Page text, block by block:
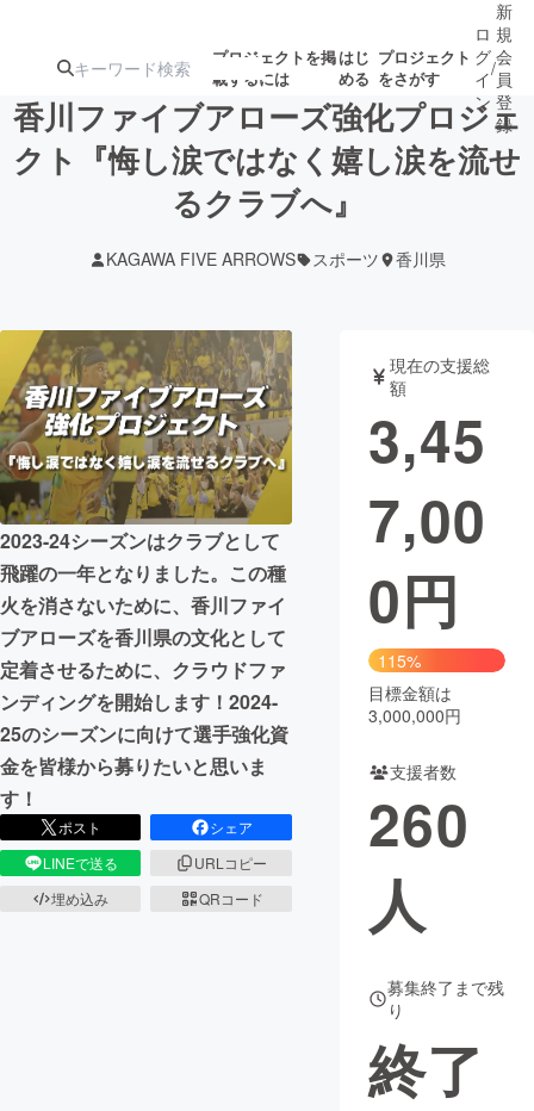
プロジェクトを掲
載するには
はじ
める
プロジェクト
をさがす
注目の新着プロ募集終了が近いプ
テクノロジー・ガジェット
映像・映画 書籍・雑誌
ビジネス・起業 チャレンジ
まちづくり・地域活性化
CAMPFIRE for Social Good
CAMPFIRE Creation
CAMPFIREふるさと納税
コミュニティ
ロ
グ
イ
ン
/
新
規
会
員
登
録
香川ファイブアローズ強化プロジェ
クト『悔し涙ではなく嬉し涙を流せ
るクラブへ』
KAGAWA FIVE ARROWS スポーツ 香川県
2023-24シーズンはクラブとして
飛躍の一年となりました。この種
火を消さないために、香川ファイ
ブアローズを香川県の文化として
定着させるために、クラウドファ
ンディングを開始します！2024-
25のシーズンに向けて選手強化資
金を皆様から募りたいと思いま
す！
ポスト
シェア
LINEで送る
URLコピー
埋め込み
QRコード
現在の支援総
額
3,45
7,00
0円
115%
目標金額は
3,000,000円
支援者数
260
人
募集終了まで残
り
終了